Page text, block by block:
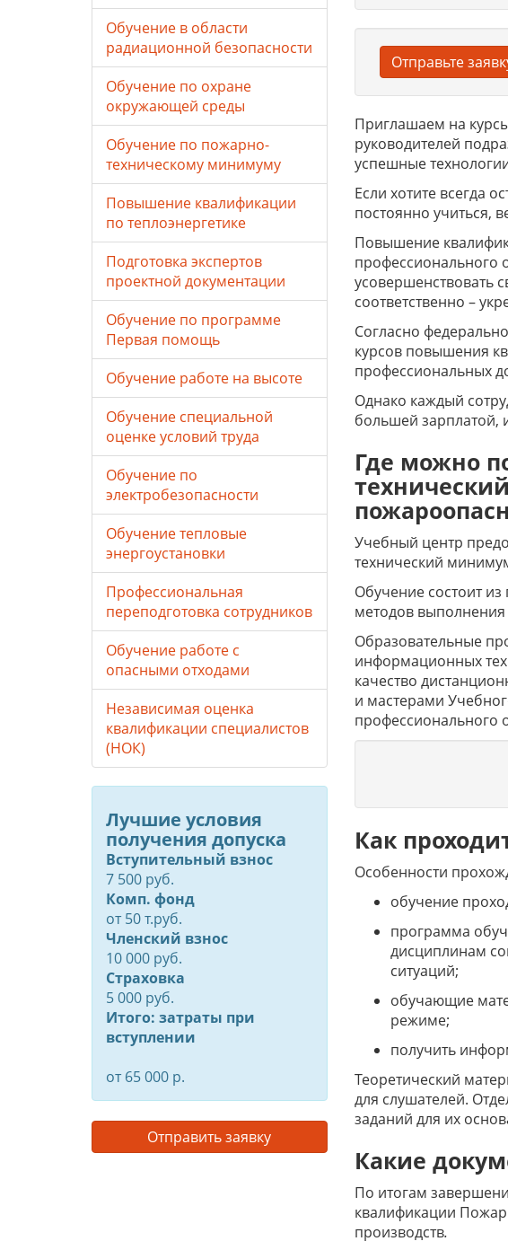
Отправьте
Приглашаем на
руководителей
успешные
Если хотите всегда
постоянно учиться,
Повышение
профессионального
усовершенствовать
соответственно –
Согласно
курсов повышения
профессиональных
Однако каждый
большей зарплатой,
Где можно
Учебный центр
технический
Обучение состоит
методов
Образовательные
информационных
качество
и мастерами
профессионального
Как
Особенности
обучение
программа
дисциплинам
ситуаций;
обучающие
режиме;
получить
Теоретический
для слушателей.
заданий для их
Какие
По итогам
квалификации
производств.
Обучение в области
радиационной безопасности
Обучение по охране
окружающей среды
Обучение по пожарно-
техническому минимуму
Повышение квалификации
по теплоэнергетике
Подготовка экспертов
проектной документации
Обучение по программе
Первая помощь
Обучение работе на высоте
Обучение специальной
оценке условий труда
Обучение по
электробезопасности
Обучение тепловые
энергоустановки
Профессиональная
переподготовка сотрудников
Обучение работе с
опасными отходами
Независимая оценка
квалификации специалистов
(НОК)
Лучшие условия
получения допуска
Вступительный взнос
7 500 руб.
Комп. фонд
от50т.руб.
Членский взнос
10 000 руб.
Страховка
5 000 руб.
Итого: затраты при
вступлении
от 65 000 р.
Отправить заявку